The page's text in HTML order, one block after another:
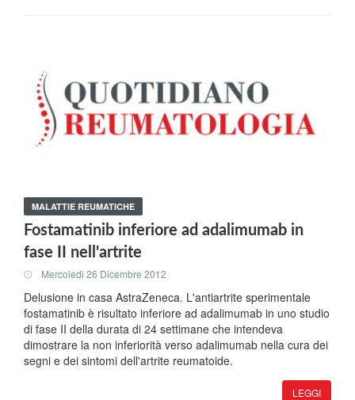
MALATTIE REUMATICHE
Fostamatinib inferiore ad adalimumab in
fase II nell'artrite
Mercoledi 26 Dicembre 2012
Delusione in casa AstraZeneca. L'antiartrite sperimentale
fostamatinib è risultato inferiore ad adalimumab in uno studio
di fase II della durata di 24 settimane che intendeva
dimostrare la non inferiorità verso adalimumab nella cura dei
segni e dei sintomi dell'artrite reumatoide.
LEGGI